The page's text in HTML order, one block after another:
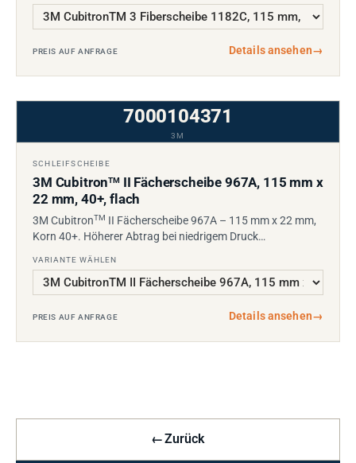
PREIS AUF ANFRAGE Details ansehen→
7000104371
3M
SCHLEIFSCHEIBE
3M CubitronTMII Fächerscheibe 967A, 115 mm x
22 mm, 40+, flach
3M CubitronTM II Fächerscheibe 967A – 115 mm x 22 mm,
Korn 40+. Höherer Abtrag bei niedrigem Druck…
VARIANTE WÄHLEN
PREIS AUF ANFRAGE Details ansehen→
←Zurück